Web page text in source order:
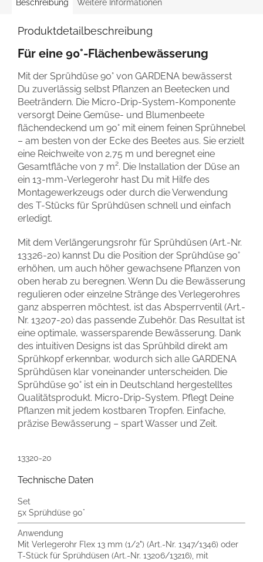
Beschreibung Weitere Informationen
Produktdetailbeschreibung
Für eine 90°-Flächenbewässerung
Mit der Sprühdüse 90° von GARDENA bewässerst
Du zuverlässig selbst Pflanzen an Beetecken und
Beeträndern. Die Micro-Drip-System-Komponente
versorgt Deine Gemüse- und Blumenbeete
flächendeckend um 90° mit einem feinen Sprühnebel
– am besten von der Ecke des Beetes aus. Sie erzielt
eine Reichweite von 2,75 m und beregnet eine
Gesamtfläche von 7 m². Die Installation der Düse an
ein 13-mm-Verlegerohr hast Du mit Hilfe des
Montagewerkzeugs oder durch die Verwendung
des T-Stücks für Sprühdüsen schnell und einfach
erledigt.
Mit dem Verlängerungsrohr für Sprühdüsen (Art.-Nr.
13326-20) kannst Du die Position der Sprühdüse 90°
erhöhen, um auch höher gewachsene Pflanzen von
oben herab zu beregnen. Wenn Du die Bewässerung
regulieren oder einzelne Stränge des Verlegerohres
ganz absperren möchtest, ist das Absperrventil (Art.-
Nr. 13207-20) das passende Zubehör. Das Resultat ist
eine optimale, wassersparende Bewässerung. Dank
des intuitiven Designs ist das Sprühbild direkt am
Sprühkopf erkennbar, wodurch sich alle GARDENA
Sprühdüsen klar voneinander unterscheiden. Die
Sprühdüse 90° ist ein in Deutschland hergestelltes
Qualitätsprodukt. Micro-Drip-System. Pflegt Deine
Pflanzen mit jedem kostbaren Tropfen. Einfache,
präzise Bewässerung – spart Wasser und Zeit.
13320-20
Technische Daten
Set
5x Sprühdüse 90°
Anwendung
Mit Verlegerohr Flex 13 mm (1/2") (Art.-Nr. 1347/1346) oder
T-Stück für Sprühdüsen (Art.-Nr. 13206/13216), mit